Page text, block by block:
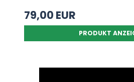
79,00 EUR
PRODUKT